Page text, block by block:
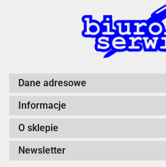
A4 Tech
Dane adresowe
Informacje
O sklepie
Newsletter